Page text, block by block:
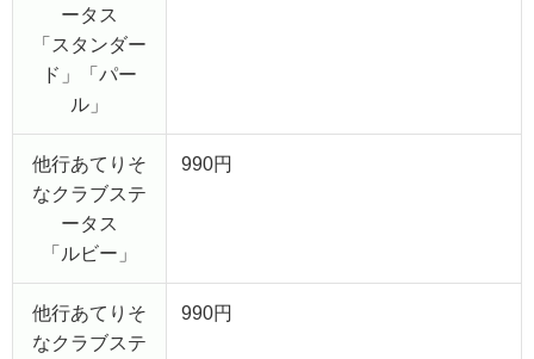
ータス
「スタンダー
ド」「パー
ル」
他行あてりそ
なクラブステ
ータス
「ルビー」
990円
他行あてりそ
なクラブステ
990円